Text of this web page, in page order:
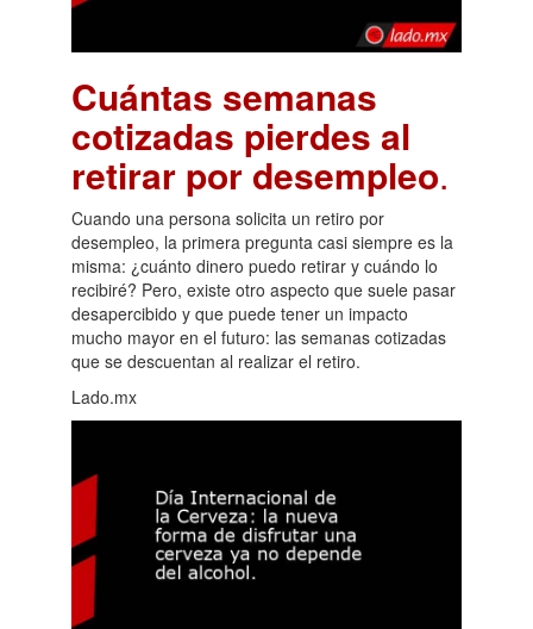
Cuántas semanas
cotizadas pierdes al
retirar por desempleo.
Cuando una persona solicita un retiro por
desempleo, la primera pregunta casi siempre es la
misma: ¿cuánto dinero puedo retirar y cuándo lo
recibiré? Pero, existe otro aspecto que suele pasar
desapercibido y que puede tener un impacto
mucho mayor en el futuro: las semanas cotizadas
que se descuentan al realizar el retiro.
Lado.mx